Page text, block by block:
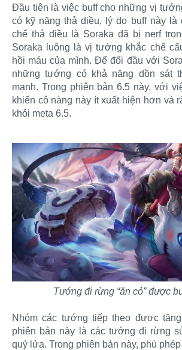
Đầu tiên là việc buff cho những vị
có kỹ năng thả diều, lý do buff này là
chế thả diều là Soraka đã bị nerf
Soraka luông là vị tướng khắc chế
hồi máu của mình. Để đối đầu với
những tướng có khả năng dồn sát
mạnh. Trong phiên bản 6.5 này, với
khiến cô nàng này ít xuất hiện hơn và
khỏi meta 6.5.
Tướng đi rừng “ăn cỏ” được
Nhóm các tướng tiếp theo được
phiên bản này là các tướng đi rừng
quỷ lửa. Trong phiên bản này, phù